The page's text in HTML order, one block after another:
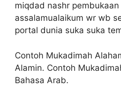
miqdad nashr
assalamualaikum wr wb
portal dunia suka suka
Contoh Mukadimah
Alamin. Contoh
Bahasa Arab.